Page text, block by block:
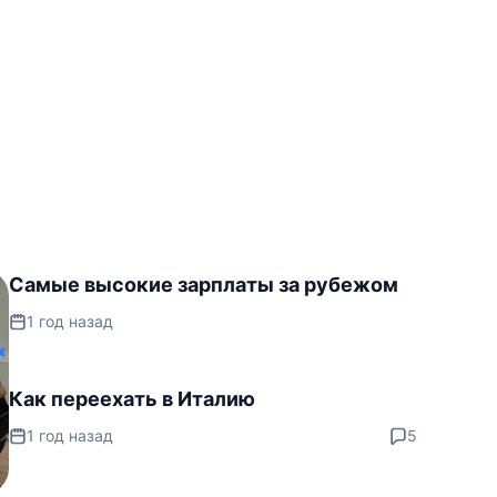
Самые высокие зарплаты за рубежом
1 год назад
Как переехать в Италию
1 год назад 5